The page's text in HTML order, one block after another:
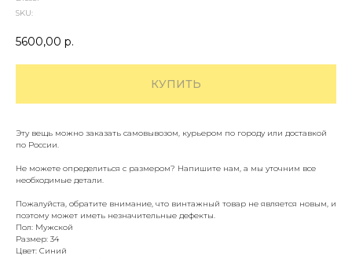
SKU:
5600,00 р.
КУПИТЬ
Эту вещь можно заказать самовывозом, курьером по городу или доставкой
по России.
Не можете определиться с размером? Напишите нам, а мы уточним все
необходимые детали.
Пожалуйста, обратите внимание, что винтажный товар не является новым, и
поэтому может иметь незначительные дефекты.
Пол: Мужской
Размер: 34
Цвет: Синий